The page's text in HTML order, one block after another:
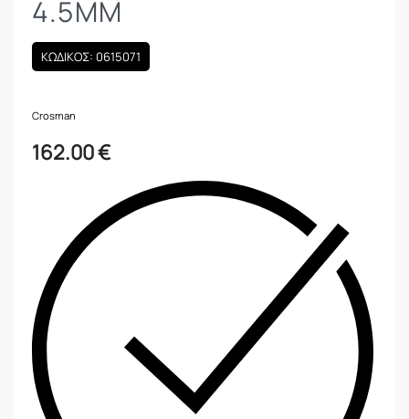
4.5MM
ΚΩΔΙΚΟΣ: 0615071
Crosman
162.00€